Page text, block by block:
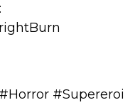
#Supereroi